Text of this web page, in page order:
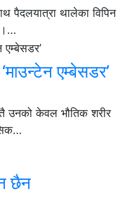
पैदलयात्रा थालेका विपिन
।…
एम्बेसडर’
उनको केवल भौतिक शरीर
छैन